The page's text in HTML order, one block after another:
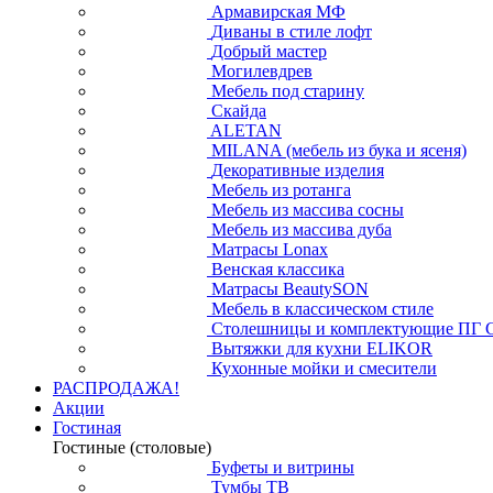
Армавирская МФ
Диваны в стиле лофт
Добрый мастер
Могилевдрев
Мебель под старину
Скайда
ALETAN
MILANA (мебель из бука и ясеня)
Декоративные изделия
Мебель из ротанга
Мебель из массива сосны
Мебель из массива дуба
Матрасы Lonax
Венская классика
Матрасы BeautySON
Мебель в классическом стиле
Столешницы и комплектующие ПГ
Вытяжки для кухни ELIKOR
Кухонные мойки и смесители
РАСПРОДАЖА!
Акции
Гостиная
Гостиные (столовые)
Буфеты и витрины
Тумбы ТВ